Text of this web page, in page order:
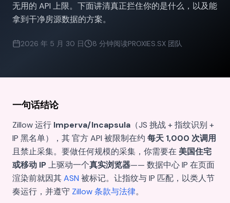
无用的 API 上限。下面讲清真正拦住你的是什么，以及能
拿到干净房源数据的方案。
2026 年 5 月 30 日 8 分钟阅读PROXIES.SX 团队
一句话结论
Zillow 运行 Imperva/Incapsula （JS 挑战 + 指纹识别 +
IP 黑名单），其 官方 API 被限制在约 每天 1,000 次调用
且禁止采集。要做任何规模的采集，你需要在 美国住宅
或移动 IP上驱动一个真实浏览器—— 数据中心 IP 在页面
渲染前就因其ASN 被标记。让指纹与 IP 匹配，以类人节
奏运行，并遵守 Zillow 条款与法律。